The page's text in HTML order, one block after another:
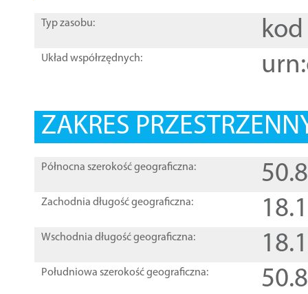
Typ zasobu: kod
Układ współrzędnych:
ZAKRES
Północna szerokość geograficzna:
Zachodnia długość geograficzna:
Wschodnia długość geograficzna:
Południowa szerokość geograficzna: